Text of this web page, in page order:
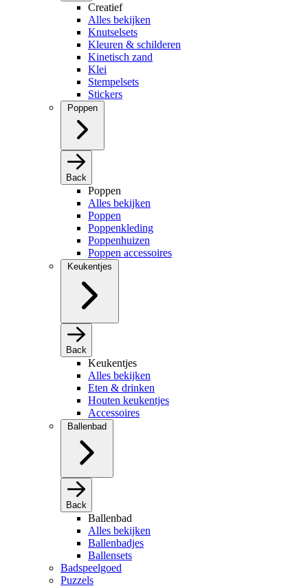
Creatief
Alles bekijken
Knutselsets
Kleuren & schilderen
Kinetisch zand
Klei
Stempelsets
Stickers
Poppen
Back
Poppen
Alles bekijken
Poppen
Poppenkleding
Poppenhuizen
Poppen accessoires
Keukentjes
Back
Keukentjes
Alles bekijken
Eten & drinken
Houten keukentjes
Accessoires
Ballenbad
Back
Ballenbad
Alles bekijken
Ballenbadjes
Ballensets
Badspeelgoed
Puzzels